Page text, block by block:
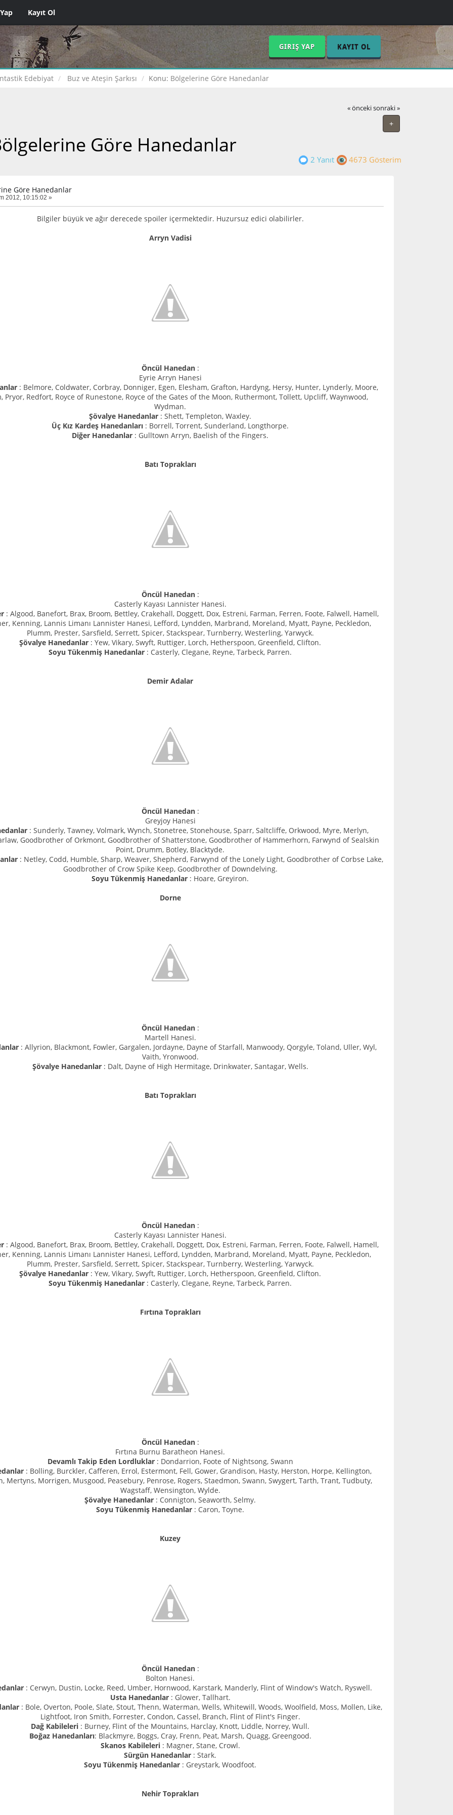
Kayıt Ol
GIRIŞ YAP KAYIT OL
Edebiyat Buz ve Ateşin Şarkısı Konu: Bölgelerine Göre Hanedanlar
« önceki sonraki »
+
Göre Hanedanlar
2 Yanıt 4673 Gösterim
Göre Hanedanlar
2012, 10:15:02 »
Bilgiler büyük ve ağır derecede spoiler içermektedir. Huzursuz edici olabilirler.
Arryn Vadisi
Öncül Hanedan:
Eyrie Arryn Hanesi
: Belmore, Coldwater, Corbray, Donniger, Egen, Elesham, Grafton, Hardyng, Hersy, Hunter, Lynderly, Moore,
Pryor, Redfort, Royce of Runestone, Royce of the Gates of the Moon, Ruthermont, Tollett, Upcliff, Waynwood,
Wydman.
Şövalye Hanedanlar : Shett, Templeton, Waxley.
Üç Kız Kardeş Hanedanları : Borrell, Torrent, Sunderland, Longthorpe.
Diğer Hanedanlar : Gulltown Arryn, Baelish of the Fingers.
Batı Toprakları
Öncül Hanedan:
Casterly Kayası Lannister Hanesi.
: Algood, Banefort, Brax, Broom, Bettley, Crakehall, Doggett, Dox, Estreni, Farman, Ferren, Foote, Falwell, Hamell,
Kenning, Lannis Limanı Lannister Hanesi, Lefford, Lyndden, Marbrand, Moreland, Myatt, Payne, Peckledon,
Plumm, Prester, Sarsfield, Serrett, Spicer, Stackspear, Turnberry, Westerling, Yarwyck.
Şövalye Hanedanlar : Yew, Vikary, Swyft, Ruttiger, Lorch, Hetherspoon, Greenfield, Clifton.
Soyu Tükenmiş Hanedanlar : Casterly, Clegane, Reyne, Tarbeck, Parren.
Demir Adalar
Öncül Hanedan:
Greyjoy Hanesi
: Sunderly, Tawney, Volmark, Wynch, Stonetree, Stonehouse, Sparr, Saltcliffe, Orkwood, Myre, Merlyn,
Goodbrother of Orkmont, Goodbrother of Shatterstone, Goodbrother of Hammerhorn, Farwynd of Sealskin
Point, Drumm, Botley, Blacktyde.
: Netley, Codd, Humble, Sharp, Weaver, Shepherd, Farwynd of the Lonely Light, Goodbrother of Corbse Lake,
Goodbrother of Crow Spike Keep, Goodbrother of Downdelving.
Soyu Tükenmiş Hanedanlar : Hoare, Greyiron.
Dorne
Öncül Hanedan:
Martell Hanesi.
: Allyrion, Blackmont, Fowler, Gargalen, Jordayne, Dayne of Starfall, Manwoody, Qorgyle, Toland, Uller, Wyl,
Vaith, Yronwood.
Şövalye Hanedanlar: Dalt, Dayne of High Hermitage, Drinkwater, Santagar, Wells.
Batı Toprakları
Öncül Hanedan:
Casterly Kayası Lannister Hanesi.
: Algood, Banefort, Brax, Broom, Bettley, Crakehall, Doggett, Dox, Estreni, Farman, Ferren, Foote, Falwell, Hamell,
Kenning, Lannis Limanı Lannister Hanesi, Lefford, Lyndden, Marbrand, Moreland, Myatt, Payne, Peckledon,
Plumm, Prester, Sarsfield, Serrett, Spicer, Stackspear, Turnberry, Westerling, Yarwyck.
Şövalye Hanedanlar : Yew, Vikary, Swyft, Ruttiger, Lorch, Hetherspoon, Greenfield, Clifton.
Soyu Tükenmiş Hanedanlar : Casterly, Clegane, Reyne, Tarbeck, Parren.
Fırtına Toprakları
Öncül Hanedan:
Fırtına Burnu Baratheon Hanesi.
Devamlı Takip Eden Lordluklar : Dondarrion, Foote of Nightsong, Swann
: Bolling, Burckler, Cafferen, Errol, Estermont, Fell, Gower, Grandison, Hasty, Herston, Horpe, Kellington,
Mertyns, Morrigen, Musgood, Peasebury, Penrose, Rogers, Staedmon, Swann, Swygert, Tarth, Trant, Tudbuty,
Wagstaff, Wensington, Wylde.
Şövalye Hanedanlar : Connigton, Seaworth, Selmy.
Soyu Tükenmiş Hanedanlar : Caron, Toyne.
Kuzey
Öncül Hanedan:
Bolton Hanesi.
: Cerwyn, Dustin, Locke, Reed, Umber, Hornwood, Karstark, Manderly, Flint of Window's Watch, Ryswell.
Usta Hanedanlar: Glower, Tallhart.
: Bole, Overton, Poole, Slate, Stout, Thenn, Waterman, Wells, Whitewill, Woods, Woolfield, Moss, Mollen, Like,
Lightfoot, Iron Smith, Forrester, Condon, Cassel, Branch, Flint of Flint's Finger.
Dağ Kabileleri : Burney, Flint of the Mountains, Harclay, Knott, Liddle, Norrey, Wull.
Boğaz Hanedanları: Blackmyre, Boggs, Cray, Frenn, Peat, Marsh, Quagg, Greengood.
Skanos Kabileleri: Magner, Stane, Crowl.
Sürgün Hanedanlar : Stark.
Soyu Tükenmiş Hanedanlar : Greystark, Woodfoot.
Nehir Toprakları